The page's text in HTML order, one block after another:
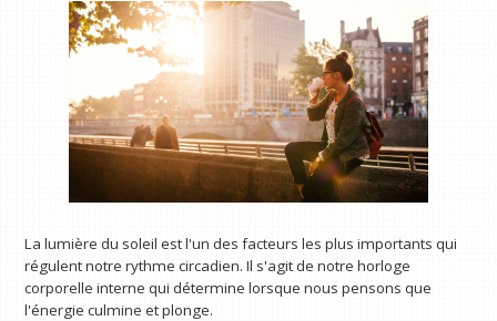
La lumière du soleil est l'un des facteurs les plus importants qui
régulent notre rythme circadien. Il s'agit de notre horloge
corporelle interne qui détermine lorsque nous pensons que
l'énergie culmine et plonge.